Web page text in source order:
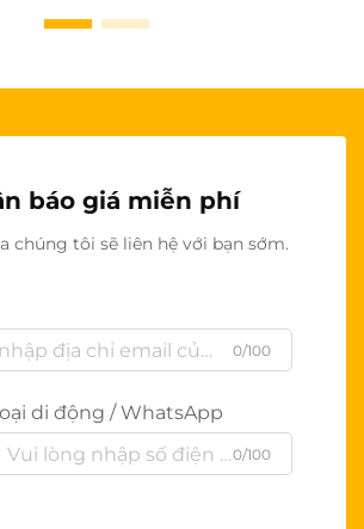
báo giá miễn phí
chúng tôi sẽ liên hệ với bạn sớm.
0/100
di động / WhatsApp
0/100